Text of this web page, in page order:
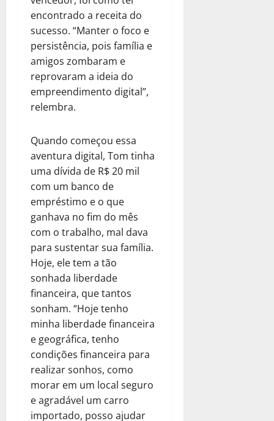
encontrado a receita do
sucesso. “Manter o foco e
persistência, pois família e
amigos zombaram e
reprovaram a ideia do
empreendimento digital”,
relembra.
Quando começou essa
aventura digital, Tom tinha
uma dívida de R$ 20 mil
com um banco de
empréstimo e o que
ganhava no fim do mês
com o trabalho, mal dava
para sustentar sua família.
Hoje, ele tem a tão
sonhada liberdade
financeira, que tantos
sonham. “Hoje tenho
minha liberdade financeira
e geográfica, tenho
condições financeira para
realizar sonhos, como
morar em um local seguro
e agradável um carro
importado, posso ajudar